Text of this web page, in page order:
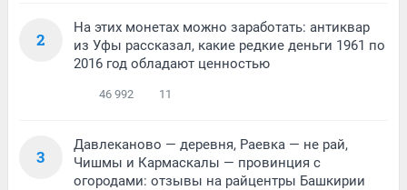
2
На этих монетах можно заработать: антиквар
из Уфы рассказал, какие редкие деньги 1961 по
2016 год обладают ценностью
46 992 11
3
Давлеканово — деревня, Раевка — не рай,
Чишмы и Кармаскалы — провинция с
огородами: отзывы на райцентры Башкирии